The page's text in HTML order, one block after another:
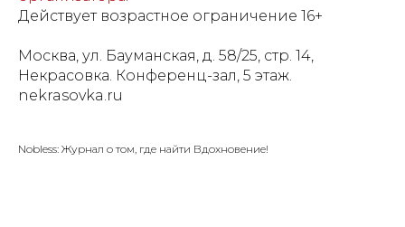
Действует возрастное ограничение 16+
Москва, ул. Бауманская, д. 58/25, стр. 14,
Некрасовка. Конференц-зал, 5 этаж.
nekrasovka.ru
Nobless: Журнал о том, где найти Вдохновение!